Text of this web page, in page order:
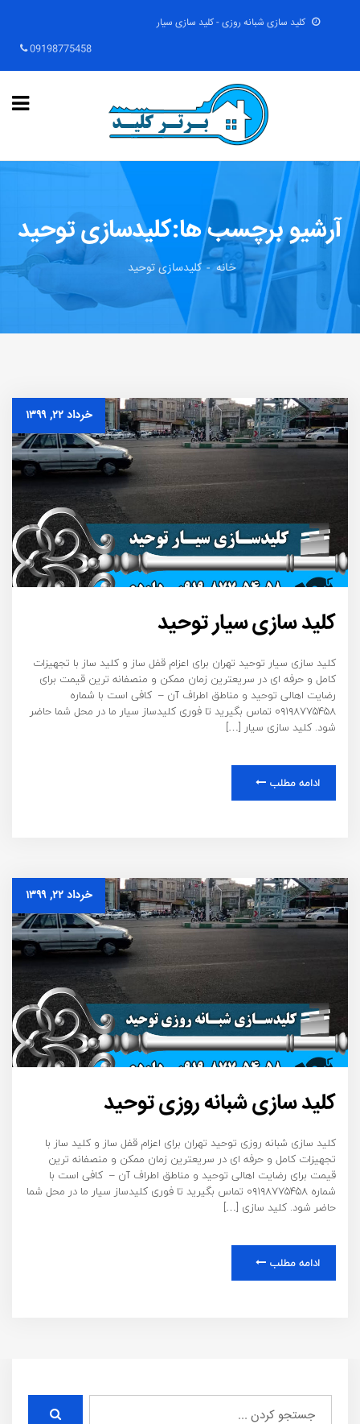
کلید سازی شبانه روزی - کلید سازی سیار
09198775458
آرشیو برچسب ها:کلیدسازی توحید
خانه کلیدسازی توحید
خرداد ۲۲, ۱۳۹۹
کلید سازی سیار توحید
کلید سازی سیار توحید تهران برای اعزام قفل ساز و کلید ساز با تجهیزات
کامل و حرفه ای در سریعترین زمان ممکن و منصفانه ترین قیمت برای
رضایت اهالی توحید و مناطق اطراف آن – کافی است با شماره
۰۹۱۹۸۷۷۵۴۵۸ تماس بگیرید تا فوری کلیدساز سیار ما در محل شما حاضر
شود. کلید سازی سیار […]
ادامه مطلب
خرداد ۲۲, ۱۳۹۹
کلید سازی شبانه روزی توحید
کلید سازی شبانه روزی توحید تهران برای اعزام قفل ساز و کلید ساز با
تجهیزات کامل و حرفه ای در سریعترین زمان ممکن و منصفانه ترین
قیمت برای رضایت اهالی توحید و مناطق اطراف آن – کافی است با
شماره ۰۹۱۹۸۷۷۵۴۵۸ تماس بگیرید تا فوری کلیدساز سیار ما در محل شما
حاضر شود. کلید سازی […]
ادامه مطلب